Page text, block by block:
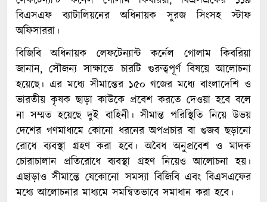
বিএসএফ ব্যাটালিয়নের অধিনায়ক সুরজ সিংসহ স্টাফ
অফিসাররা।
বিজিবি অধিনায়ক লেফটেন্যান্ট কর্নেল গোলাম কিবরিয়া
জানান, সৌজন্য সাক্ষাতে চারটি গুরুত্বপূর্ণ বিষয়ে আলোচনা
হয়েছে। এর মধ্যে সীমান্তের ১৫০ গজের মধ্যে বাংলাদেশি ও
ভারতীয় কৃষক ছাড়া কাউকে প্রবেশ করতে দেওয়া হবে বলে
না সম্মত হয়েছে দুই বাহিনী। সীমান্ত পরিস্থিতি নিয়ে উভয়
দেশের গণমাধ্যমে কোনো ধরনের অপপ্রচার বা গুজব ছড়ানো
রোধে ব্যবস্থা গ্রহণ করা হবে। অবৈধ অনুপ্রবেশ ও মাদক
চোরাচালান প্রতিরোধে ব্যবস্থা গ্রহণ নিয়েও আলোচনা হয়।
এছাড়াও সীমান্তে যেকোনো সমস্যা বিজিবি এবং বিএসএফের
মধ্যে আলোচনার মাধ্যমে সমন্বিতভাবে সমাধান করা হবে।